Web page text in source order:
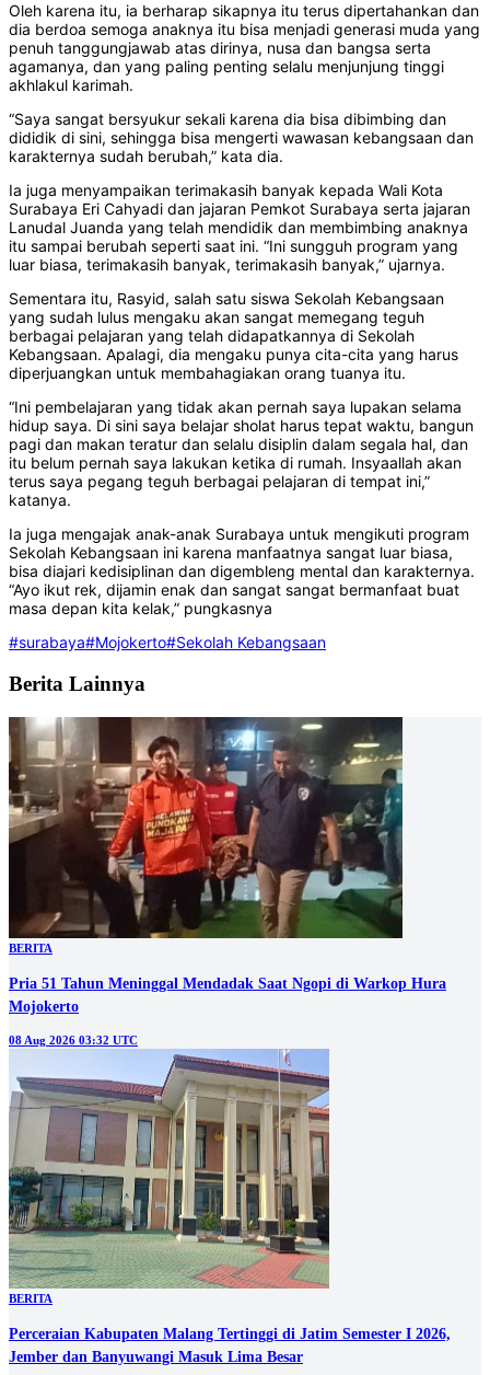
Oleh karena itu, ia berharap sikapnya itu terus dipertahankan dan
dia berdoa semoga anaknya itu bisa menjadi generasi muda yang
penuh tanggungjawab atas dirinya, nusa dan bangsa serta
agamanya, dan yang paling penting selalu menjunjung tinggi
akhlakul karimah.
“Saya sangat bersyukur sekali karena dia bisa dibimbing dan
dididik di sini, sehingga bisa mengerti wawasan kebangsaan dan
karakternya sudah berubah,” kata dia.
Ia juga menyampaikan terimakasih banyak kepada Wali Kota
Surabaya Eri Cahyadi dan jajaran Pemkot Surabaya serta jajaran
Lanudal Juanda yang telah mendidik dan membimbing anaknya
itu sampai berubah seperti saat ini. “Ini sungguh program yang
luar biasa, terimakasih banyak, terimakasih banyak,” ujarnya.
Sementara itu, Rasyid, salah satu siswa Sekolah Kebangsaan
yang sudah lulus mengaku akan sangat memegang teguh
berbagai pelajaran yang telah didapatkannya di Sekolah
Kebangsaan. Apalagi, dia mengaku punya cita-cita yang harus
diperjuangkan untuk membahagiakan orang tuanya itu.
“Ini pembelajaran yang tidak akan pernah saya lupakan selama
hidup saya. Di sini saya belajar sholat harus tepat waktu, bangun
pagi dan makan teratur dan selalu disiplin dalam segala hal, dan
itu belum pernah saya lakukan ketika di rumah. Insyaallah akan
terus saya pegang teguh berbagai pelajaran di tempat ini,”
katanya.
Ia juga mengajak anak-anak Surabaya untuk mengikuti program
Sekolah Kebangsaan ini karena manfaatnya sangat luar biasa,
bisa diajari kedisiplinan dan digembleng mental dan karakternya.
“Ayo ikut rek, dijamin enak dan sangat sangat bermanfaat buat
masa depan kita kelak,” pungkasnya
#surabaya#Mojokerto#Sekolah Kebangsaan
Berita Lainnya
BERITA
Pria 51 Tahun Meninggal Mendadak Saat Ngopi di Warkop Hura
Mojokerto
08 Aug 2026 03:32 UTC
BERITA
Perceraian Kabupaten Malang Tertinggi di Jatim Semester I 2026,
Jember dan Banyuwangi Masuk Lima Besar